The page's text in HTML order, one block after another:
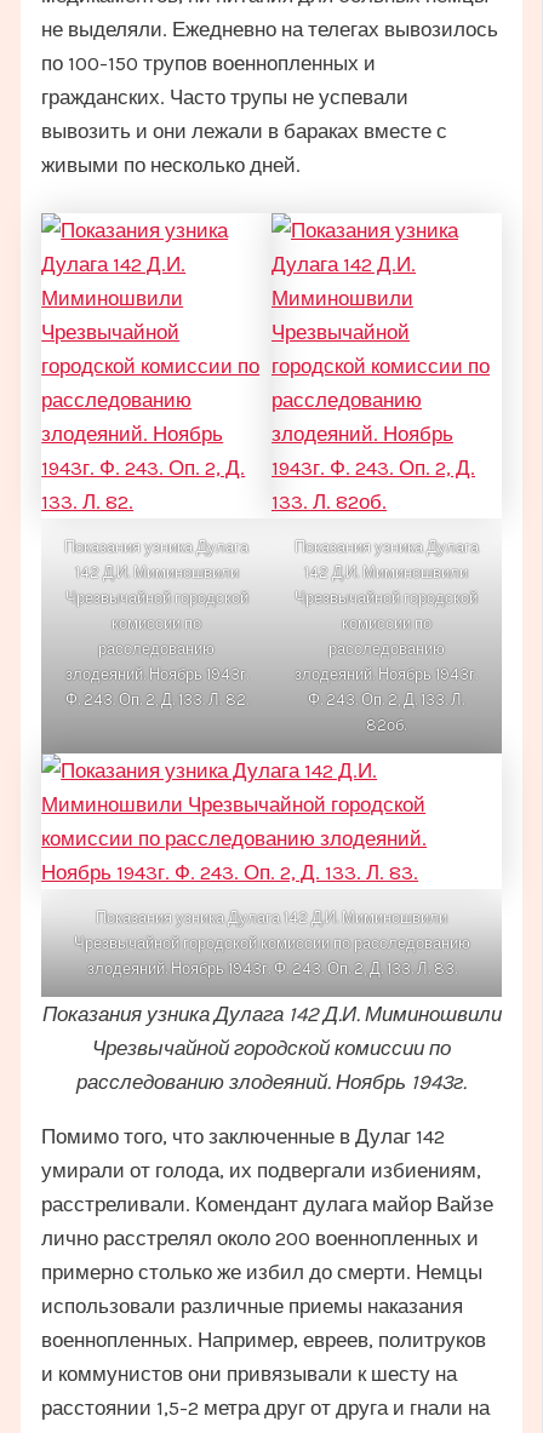
не выделяли. Ежедневно на телегах вывозилось
по 100-150 трупов военнопленных и
гражданских. Часто трупы не успевали
вывозить и они лежали в бараках вместе с
живыми по несколько дней.
Показания узника Дулага
142 Д.И. Миминошвили
Чрезвычайной городской
комиссии по
расследованию
злодеяний. Ноябрь 1943г.
Ф. 243. Оп. 2, Д. 133. Л. 82.
Показания узника Дулага
142 Д.И. Миминошвили
Чрезвычайной городской
комиссии по
расследованию
злодеяний. Ноябрь 1943г.
Ф. 243. Оп. 2, Д. 133. Л.
82об.
Показания узника Дулага 142 Д.И. Миминошвили
Чрезвычайной городской комиссии по расследованию
злодеяний. Ноябрь 1943г. Ф. 243. Оп. 2, Д. 133. Л. 83.
Показания узника Дулага 142 Д.И. Миминошвили
Чрезвычайной городской комиссии по
расследованию злодеяний. Ноябрь 1943г.
Помимо того, что заключенные в Дулаг 142
умирали от голода, их подвергали избиениям,
расстреливали. Комендант дулага майор Вайзе
лично расстрелял около 200 военнопленных и
примерно столько же избил до смерти. Немцы
использовали различные приемы наказания
военнопленных. Например, евреев, политруков
и коммунистов они привязывали к шесту на
расстоянии 1,5-2 метра друг от друга и гнали на